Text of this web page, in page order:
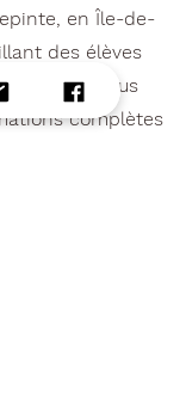
en Île-de-
des élèves
France. Nous
complètes